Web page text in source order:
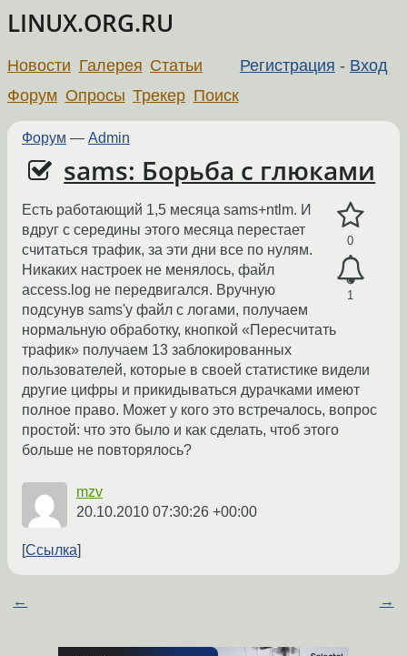
LINUX.ORG.RU
Регистрация - Вход
Новости Галерея Статьи
Форум Опросы Трекер Поиск
Форум — Admin
sams: Борьба с глюками
0
1
Есть работающий 1,5 месяца sams+ntlm. И
вдруг с середины этого месяца перестает
считаться трафик, за эти дни все по нулям.
Никаких настроек не менялось, файл
access.log не передвигался. Вручную
подсунув sams'у файл с логами, получаем
нормальную обработку, кнопкой «Пересчитать
трафик» получаем 13 заблокированных
пользователей, которые в своей статистике видели
другие цифры и прикидываться дурачками имеют
полное право. Может у кого это встречалось, вопрос
простой: что это было и как сделать, чтоб этого
больше не повторялось?
mzv
20.10.2010 07:30:26 +00:00
Ссылка
← →